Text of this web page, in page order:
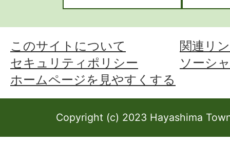
このサイトについて
関連リ
セキュリティポリシー
ソーシ
ホームページを見やすくする
Copyright (c) 2023 Hayashima